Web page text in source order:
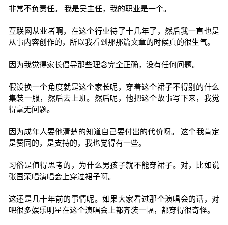
非常不负责任。 我是吴主任，我的职业是一个。
互联网从业者啊，在这个行业待了十几年了，然后我一直也是
从事内容创作的，所以我看到那那篇文章的时候真的很生气。
因为我觉得家长倡导那些理念完全正确，没有任何问题。
假设换一个角度就是这个家长呢，穿着这个裙子不得别的什么
集装一服，然后去上班。然后呢，他把这个故事写下来，我觉
得毫无问题。
因为成年人要他清楚的知道自己要付出的代价呀。 这个我肯定
是赞同的，是支持的，我也觉得有一些。
习俗是值得思考的，为什么男孩子就不能穿裙子。对，比如说
张国荣唱演唱会上穿过裙子啊。
这还是几十年前的事情呢。如果大家看过那个演唱会的话，对
吧很多娱乐明星在这个演唱会上都齐装一幅，都穿得很奇怪。